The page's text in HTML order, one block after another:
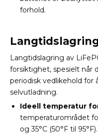
forhold.
Langtidslagring av
forsiktighet, spesielt når
periodisk vedlikehold for
selvutladning.
Ideell temperatur
temperaturområdet
og 35°C (50°F til